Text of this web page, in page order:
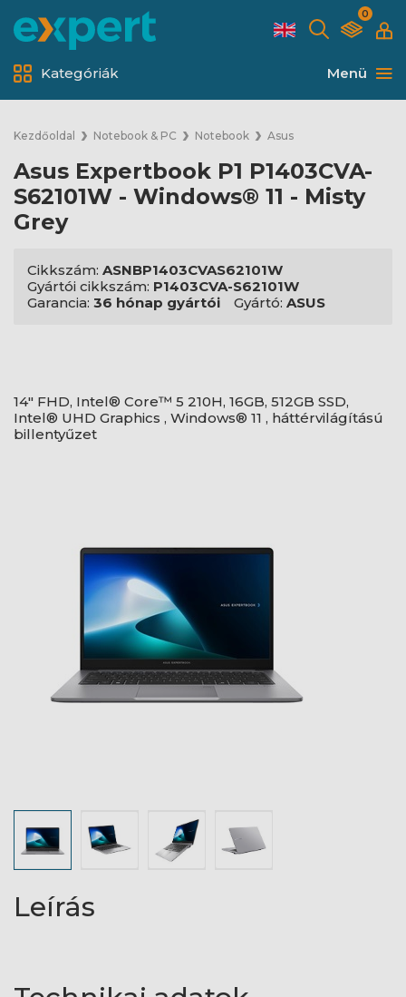
0
Menü
Kategóriák
Kezdőoldal Notebook & PC Notebook Asus
Asus Expertbook P1 P1403CVA-
S62101W - Windows® 11 - Misty
Grey
Cikkszám: ASNBP1403CVAS62101W
Gyártói cikkszám: P1403CVA-S62101W
Garancia: 36 hónap gyártói Gyártó: ASUS
14" FHD, Intel® Core™ 5 210H, 16GB, 512GB SSD,
Intel® UHD Graphics , Windows® 11 , háttérvilágítású
billentyűzet
Leírás